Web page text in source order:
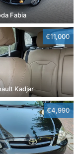
Fabia
€11,000
Kadjar
€4,990